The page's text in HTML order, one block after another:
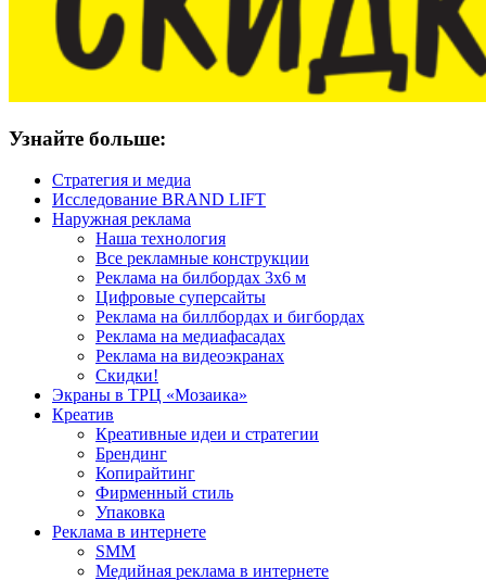
Узнайте больше:
Стратегия и медиа
Исследование BRAND LIFT
Наружная реклама
Наша технология
Все рекламные конструкции
Реклама на билбордах 3х6 м
Цифровые суперсайты
Реклама на биллбордах и бигбордах
Реклама на медиафасадах
Реклама на видеоэкранах
Скидки!
Экраны в ТРЦ «Мозаика»
Креатив
Креативные идеи и стратегии
Брендинг
Копирайтинг
Фирменный стиль
Упаковка
Реклама в интернете
SMM
Медийная реклама в интернете